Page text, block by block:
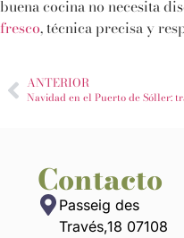
buena cocina no necesita
fresco, técnica precisa y
ANTERIOR
Contacto
Passeig des
Través,18 07108